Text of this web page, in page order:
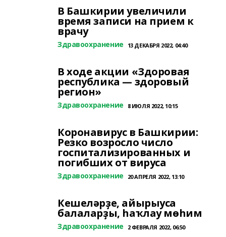
В Башкирии увеличили
время записи на прием к
врачу
Здравоохранение 13 ДЕКАБРЯ 2022, 04:40
В ходе акции «Здоровая
республика — здоровый
регион»
Здравоохранение 8 ИЮЛЯ 2022, 10:15
Коронавирус в Башкирии:
Резко возросло число
госпитализированных и
погибших от вируса
Здравоохранение 20 АПРЕЛЯ 2022, 13:10
Кешеләрҙе, айырыуса
балаларҙы, һаҡлау мөһим
Здравоохранение 2 ФЕВРАЛЯ 2022, 06:50